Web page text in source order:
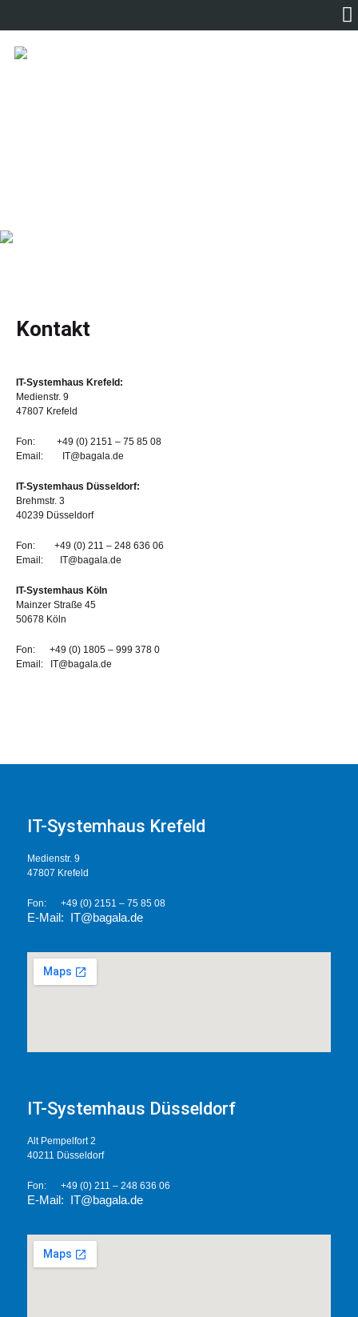
Kontakt
IT-Systemhaus Krefeld:
Medienstr. 9
47807 Krefeld
Fon: +49 (0) 2151 – 75 85 08
Email: IT@bagala.de
IT-Systemhaus Düsseldorf:
Brehmstr. 3
40239 Düsseldorf
Fon: +49 (0) 211 – 248 636 06
Email: IT@bagala.de
IT-Systemhaus Köln
Mainzer Straße 45
50678 Köln
Fon: +49 (0) 1805 – 999 378 0
Email: IT@bagala.de
IT-Systemhaus Krefeld
Medienstr. 9
47807 Krefeld
Fon: +49 (0) 2151 – 75 85 08
E-Mail: IT@bagala.de
IT-Systemhaus Düsseldorf
Alt Pempelfort 2
40211 Düsseldorf
Fon: +49 (0) 211 – 248 636 06
E-Mail: IT@bagala.de